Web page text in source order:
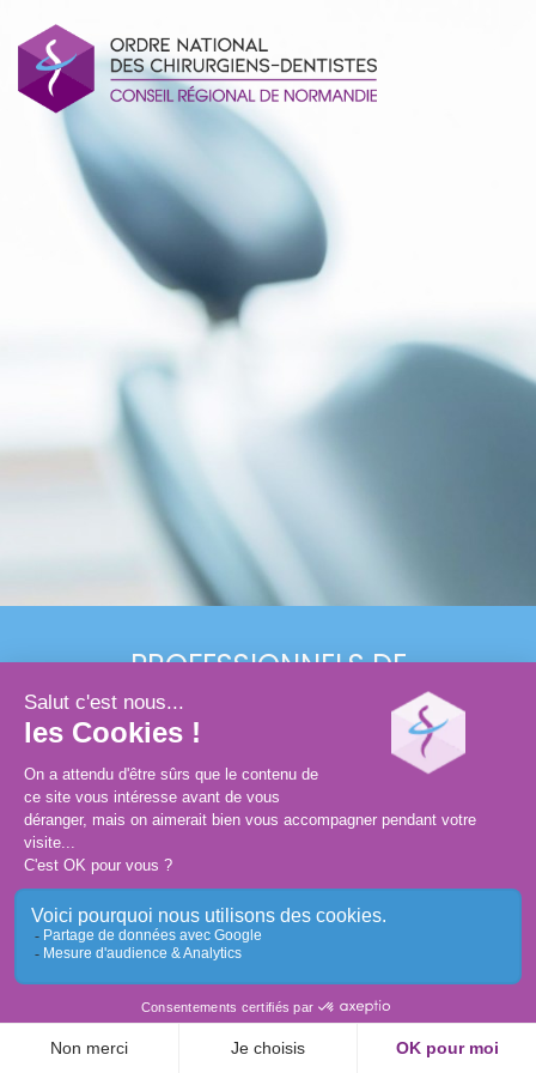
Conception et réalisation :
MEDIWEB
Mentions légales
PROFESSIONNELSDE
ASSISTANT(E)S
GRAND PUBLIC